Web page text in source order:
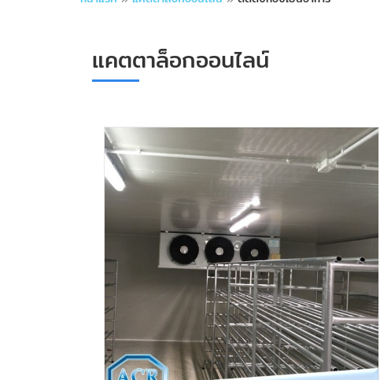
แคตตาล็อกออนไลน์